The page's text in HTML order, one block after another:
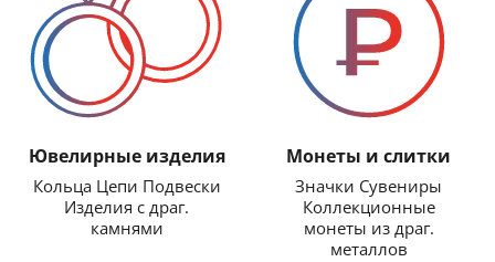
Ювелирные изделия
Кольца Цепи Подвески
Изделия с драг.
камнями
Монеты и слитки
Значки Сувениры
Коллекционные
монеты из драг.
металлов